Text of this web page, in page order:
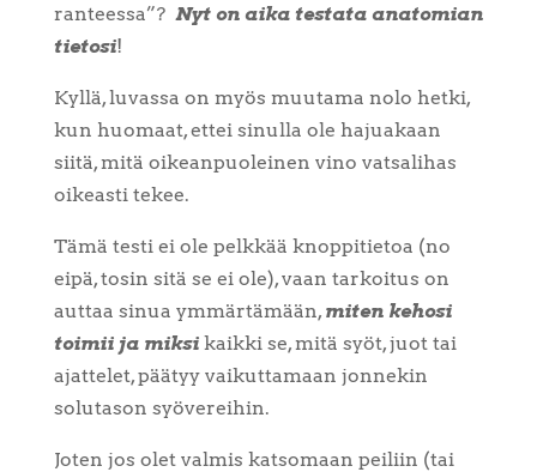
ranteessa”? Nyt on aika testata anatomian
tietosi!
Kyllä, luvassa on myös muutama nolo hetki,
kun huomaat, ettei sinulla ole hajuakaan
siitä, mitä oikeanpuoleinen vino vatsalihas
oikeasti tekee.
Tämä testi ei ole pelkkää knoppitietoa (no
eipä, tosin sitä se ei ole), vaan tarkoitus on
auttaa sinua ymmärtämään, miten kehosi
toimii ja miksikaikki se, mitä syöt, juot tai
ajattelet, päätyy vaikuttamaan jonnekin
solutason syövereihin.
Joten jos olet valmis katsomaan peiliin (tai